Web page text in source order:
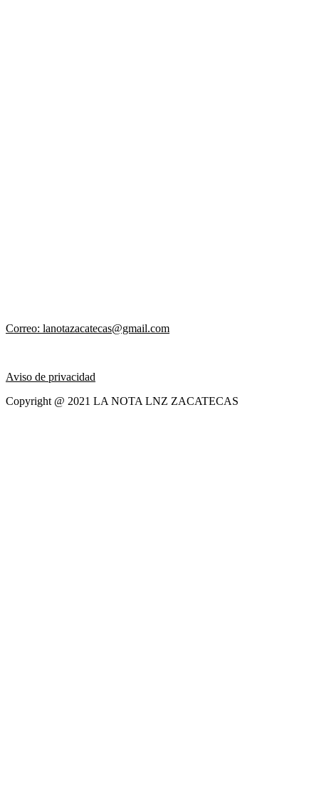
Correo: lanotazacatecas@gmail.com
Aviso de privacidad
Copyright @ 2021 LA NOTA LNZ ZACATECAS